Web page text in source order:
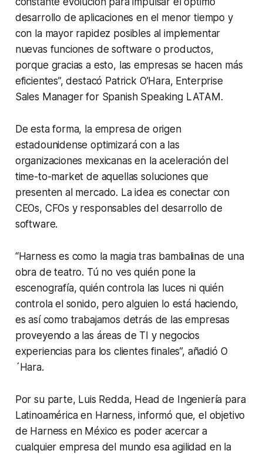
desarrollo de aplicaciones en el menor tiempo y
con la mayor rapidez posibles al implementar
nuevas funciones de software o productos,
porque gracias a esto, las empresas se hacen más
eficientes”, destacó Patrick O’Hara, Enterprise
Sales Manager for Spanish Speaking LATAM.
De esta forma, la empresa de origen
estadounidense optimizará con a las
organizaciones mexicanas en la aceleración del
time-to-market de aquellas soluciones que
presenten al mercado. La idea es conectar con
CEOs, CFOs y responsables del desarrollo de
software.
“Harness es como la magia tras bambalinas de una
obra de teatro. Tú no ves quién pone la
escenografía, quién controla las luces ni quién
controla el sonido, pero alguien lo está haciendo,
es así como trabajamos detrás de las empresas
proveyendo a las áreas de TI y negocios
experiencias para los clientes finales”, añadió O
´Hara.
Por su parte, Luis Redda, Head de Ingeniería para
Latinoamérica en Harness, informó que, el objetivo
de Harness en México es poder acercar a
cualquier empresa del mundo esa agilidad en la